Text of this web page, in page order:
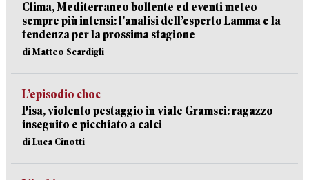
Clima, Mediterraneo bollente ed eventi meteo
sempre più intensi: l’analisi dell’esperto Lamma e la
tendenza per la prossima stagione
di Matteo Scardigli
L’episodio choc
Pisa, violento pestaggio in viale Gramsci: ragazzo
inseguito e picchiato a calci
di Luca Cinotti